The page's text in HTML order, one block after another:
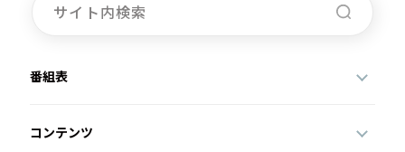
番組表
コンテンツ